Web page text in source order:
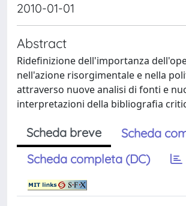
2010-01-01
Abstract
Ridefinizione dell'importanza
nell'azione risorgimentale e nella
attraverso nuove analisi di fonti e
interpretazioni della bibliografia
Scheda breve
Scheda
Scheda completa (DC)